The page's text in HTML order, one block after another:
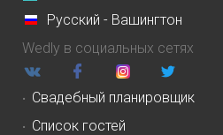
Русский - Вашингтон
Wedly в социальных сетях
Свадебный планировщик
Список гостей